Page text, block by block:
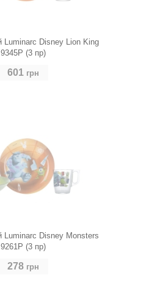
Luminarc Disney Lion King
9345P (3 пр)
601 грн
Luminarc Disney Monsters
9261P (3 пр)
278 грн